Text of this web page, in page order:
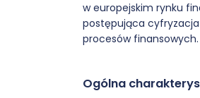
w europejskim rynku
postępująca
procesów finansowych.
Ogólna